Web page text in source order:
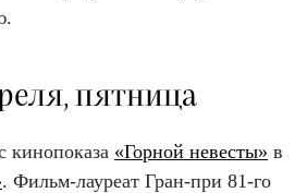
пятница
кинопоказа «Горной невесты» в
. Фильм-лауреат Гран-при 81-го